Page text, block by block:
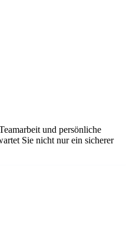
und persönliche
Sie nicht nur ein sicherer